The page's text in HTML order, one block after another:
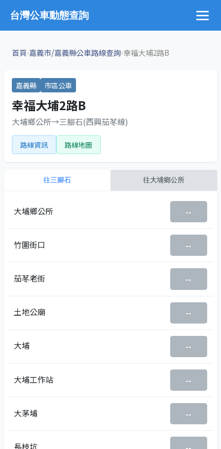
台灣公車動態查詢
首頁›嘉義市/嘉義縣公車路線查詢›幸福大埔2路B
嘉義縣 市區公車
幸福大埔2路B
大埔鄉公所→三腳石(西興茄苳線)
路線資訊 路線地圖
往三腳石 往大埔鄉公所
大埔鄉公所 --
竹圍街口 --
茄苳老街 --
土地公廟 --
大埔 --
大埔工作站 --
大茅埔 --
長枝坑